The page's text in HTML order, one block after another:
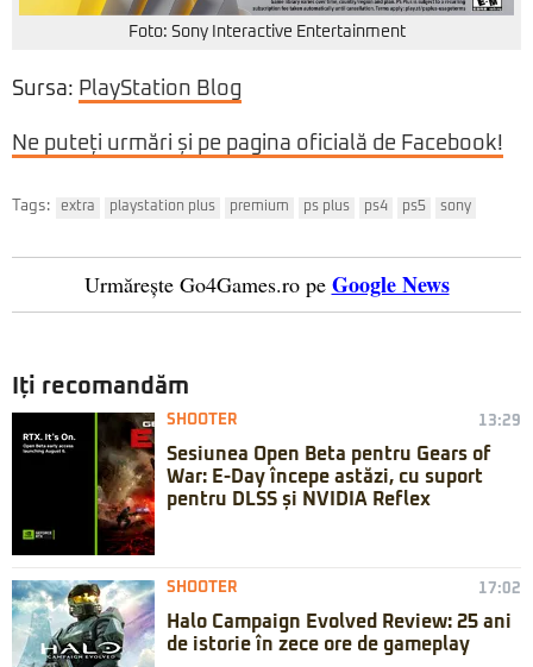
Foto: Sony Interactive Entertainment
Sursa: PlayStation Blog
Ne puteți urmări și pe pagina oficială de Facebook!
Tags: extra playstation plus premium ps plus ps4 ps5 sony
Urmărește Go4Games.ro pe Google News
Iți recomandăm
SHOOTER 13:29
Sesiunea Open Beta pentru Gears of
War: E-Day începe astăzi, cu suport
pentru DLSS și NVIDIA Reflex
SHOOTER 17:02
Halo Campaign Evolved Review: 25 ani
de istorie în zece ore de gameplay